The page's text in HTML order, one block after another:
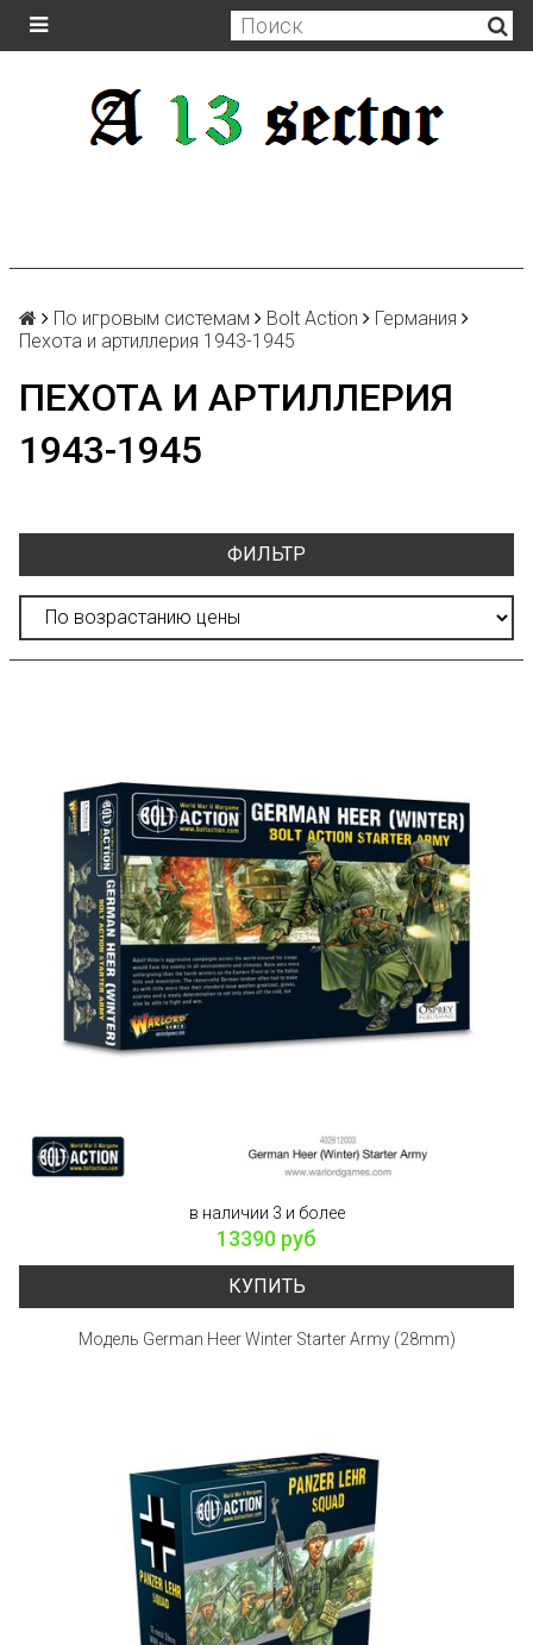
По игровым системам Bolt Action
Германия
Пехота и артиллерия 1943-1945
ПЕХОТА И АРТИЛЛЕРИЯ
1943-1945
ФИЛЬТР
в наличии 3 и более
13390 руб
КУПИТЬ
Модель German Heer Winter Starter Army (28mm)